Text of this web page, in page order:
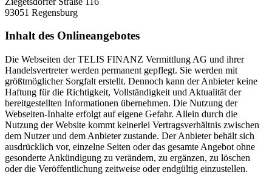
93051 Regensburg
Inhalt des Onlineangebotes
Die Webseiten der TELIS FINANZ Vermittlung AG und ihrer
Handelsvertreter werden permanent gepflegt. Sie werden mit
größtmöglicher Sorgfalt erstellt. Dennoch kann der Anbieter keine
Haftung für die Richtigkeit, Vollständigkeit und Aktualität der
bereitgestellten Informationen übernehmen. Die Nutzung der
Webseiten-Inhalte erfolgt auf eigene Gefahr. Allein durch die
Nutzung der Website kommt keinerlei Vertragsverhältnis zwischen
dem Nutzer und dem Anbieter zustande. Der Anbieter behält sich
ausdrücklich vor, einzelne Seiten oder das gesamte Angebot ohne
gesonderte Ankündigung zu verändern, zu ergänzen, zu löschen
oder die Veröffentlichung zeitweise oder endgültig einzustellen.